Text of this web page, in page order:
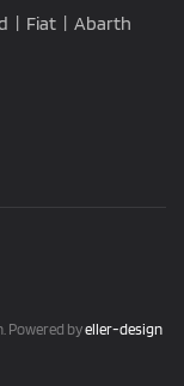
| Fiat | Abarth
Powered byeller-design